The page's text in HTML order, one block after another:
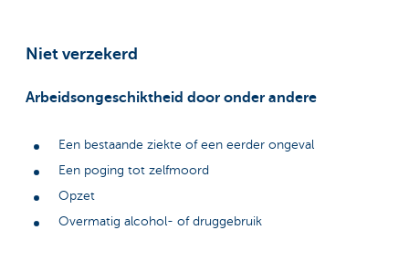
Niet verzekerd
Arbeidsongeschiktheid door onder andere
Een bestaande ziekte of een eerder ongeval
Een poging tot zelfmoord
Opzet
Overmatig alcohol- of druggebruik